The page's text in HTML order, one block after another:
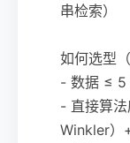
串检索）
如何选型
- 数据 ≤ 5
- 直接算
Winkler）